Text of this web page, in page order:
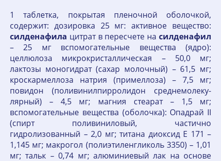
1 таблетка, покрытая пленочной оболочкой,
содержит: дозировка 25 мг: активное вещество:
силденафила цитрат в пересчете на силденафил
– 25 мг вспомогательные вещества (ядро):
целлюлоза микрокристаллическая – 50,0 мг;
лактозы моногидрат (сахар молочный) – 61,5 мг;
кроскармеллоза натрия (примеллоза) – 7,5 мг;
повидон (поливинилпирролидон среднемолеку-
лярный) – 4,5 мг; магния стеарат – 1,5 мг;
вспомогательные вещества (оболочка): Опадрай II
(спирт поливиниловый, частично
гидролизованный – 2,0 мг; титана диоксид Е 171 –
1,145 мг; макрогол (полиэтиленгликоль 3350) – 1,01
мг; тальк – 0,74 мг; алюминиевый лак на основе